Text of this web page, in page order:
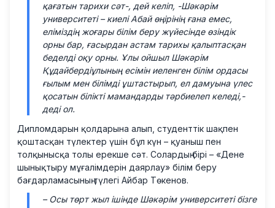
қағатын тарихи сәт-, дей келіп, -Шәкәрім
университеті – киелі Абай өңірінің ғана емес,
еліміздің жоғары білім беру жүйесінде өзіндік
орны бар, ғасырдан астам тарихы қалыптасқан
беделді оқу орны. Ұлы ойшыл Шәкәрім
Құдайбердіұлының есімін иеленген білім ордасы
ғылым мен білімді ұштастырып, ел дамуына үлес
қосатын білікті мамандарды тәрбиелеп келеді,-
деді ол.
Дипломдарын қолдарына алып, студенттік шақпен
қоштасқан түлектер үшін бұл күн – қуаныш пен
толқынысқа толы ерекше сәт. Солардың бірі – «Дене
шынықтыру мұғалімдерін даярлау» білім беру
бағдарламасының түлегі Айбар Төкенов.
– Осы төрт жыл ішінде Шәкәрім университеті бізге